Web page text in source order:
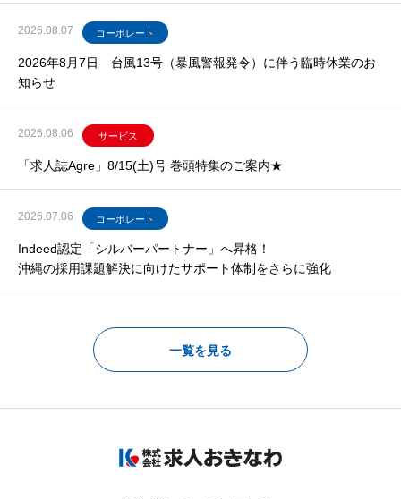
2026.08.07 コーポレート
2026年8月7日 台風13号（暴風警報発令）に伴う臨時休業のお
知らせ
2026.08.06 サービス
「求人誌Agre」8/15(土)号 巻頭特集のご案内★
2026.07.06 コーポレート
Indeed認定「シルバーパートナー」へ昇格！
沖縄の採用課題解決に向けたサポート体制をさらに強化
一覧を見る